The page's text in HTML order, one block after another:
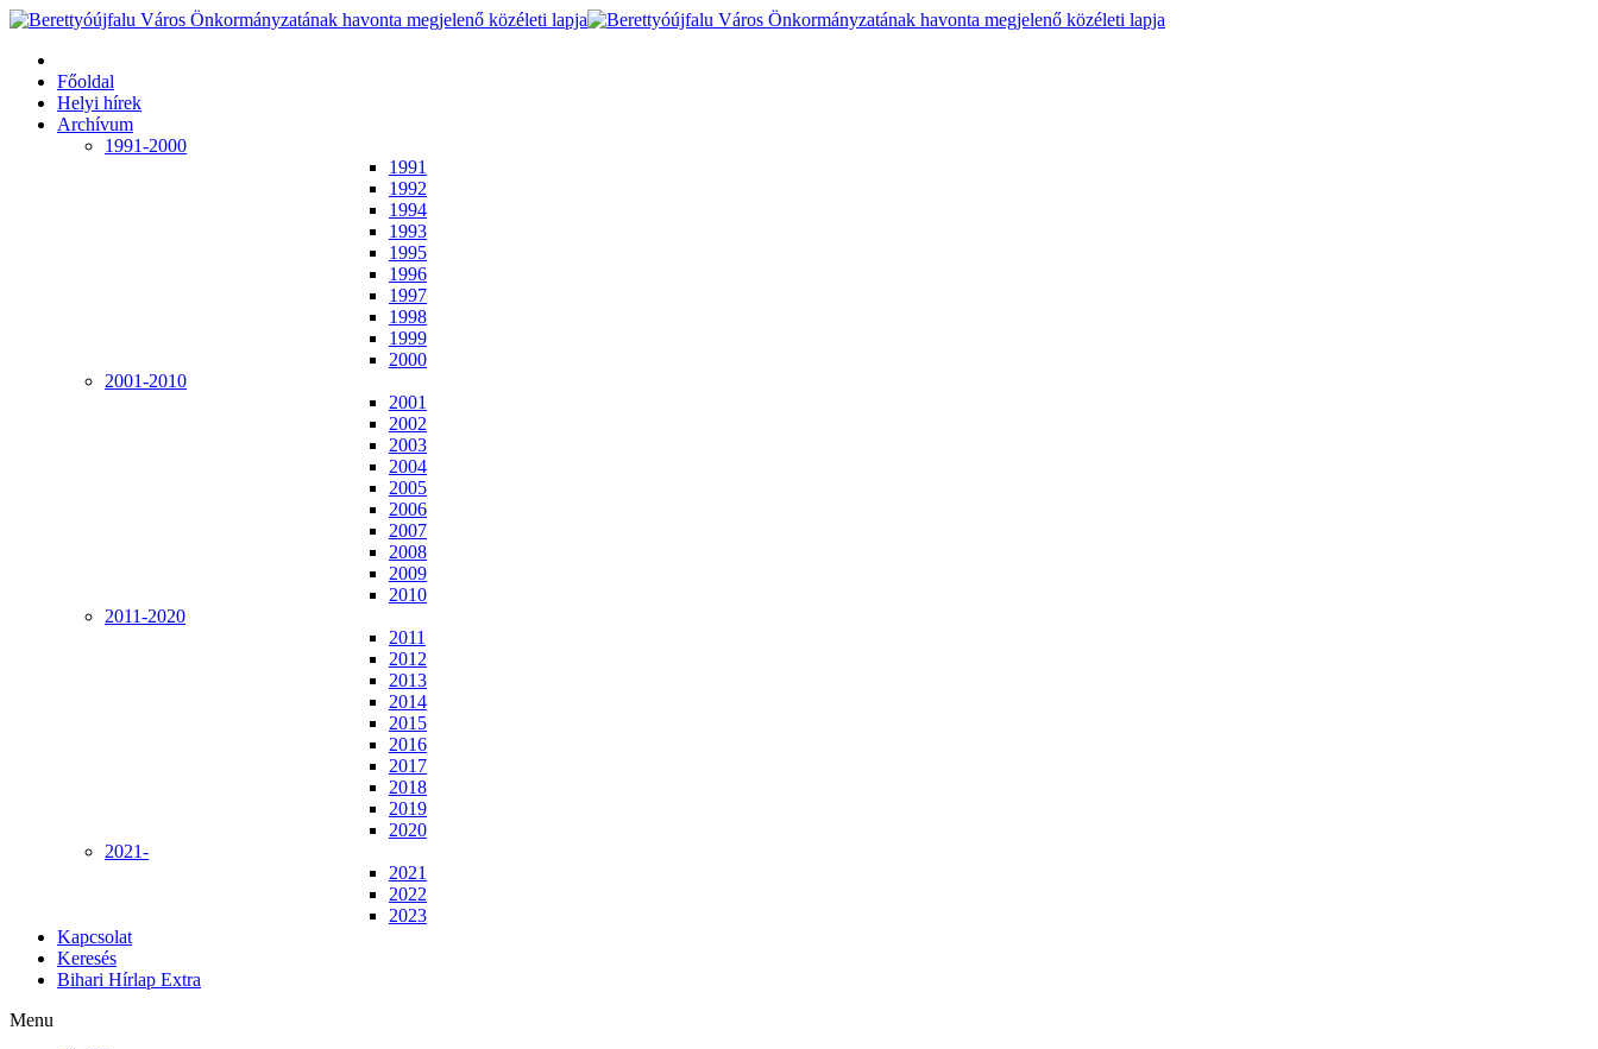
Főoldal
Helyi hírek
Archívum
1991-2000
1991
1992
1994
1993
1995
1996
1997
1998
1999
2000
2001-2010
2001
2002
2003
2004
2005
2006
2007
2008
2009
2010
2011-2020
2011
2012
2013
2014
2015
2016
2017
2018
2019
2020
2021-
2021
2022
2023
Kapcsolat
Keresés
Bihari Hírlap Extra
Menu